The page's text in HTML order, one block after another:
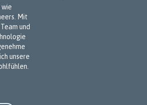
Mit
und
unsere